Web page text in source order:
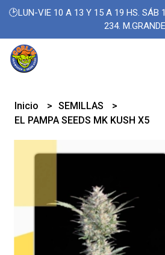
🕑LUN-VIE 10 A 13 Y 15 A 19 HS. SÁB
234. M.GRANDE
Inicio
SEMILLAS
EL PAMPA SEEDS MK KUSH X5